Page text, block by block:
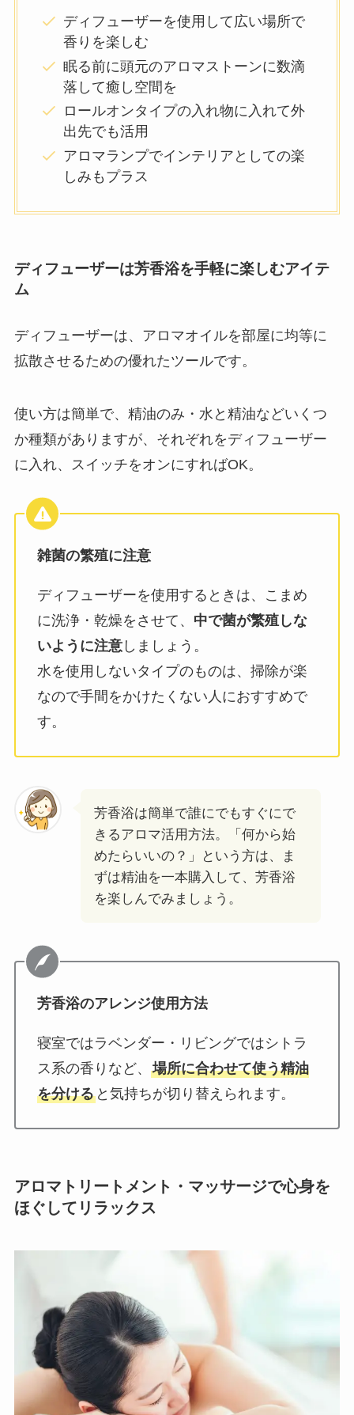
ディフューザーを使用して広い場所で
香りを楽しむ
眠る前に頭元のアロマストーンに数滴
落して癒し空間を
ロールオンタイプの入れ物に入れて外
出先でも活用
アロマランプでインテリアとしての楽
しみもプラス
ディフューザーは芳香浴を手軽に楽しむアイテ
ム
ディフューザーは、アロマオイルを部屋に均等に
拡散させるための優れたツールです。
使い方は簡単で、精油のみ・水と精油などいくつ
か種類がありますが、それぞれをディフューザー
に入れ、スイッチをオンにすればOK。
雑菌の繁殖に注意
ディフューザーを使用するときは、こまめ
に洗浄・乾燥をさせて、 中で菌が繁殖しな
いように注意しましょう。
水を使用しないタイプのものは、掃除が楽
なので手間をかけたくない人におすすめで
す。
芳香浴は簡単で誰にでもすぐにで
きるアロマ活用方法。「何から始
めたらいいの？」という方は、ま
ずは精油を一本購入して、芳香浴
を楽しんでみましょう。
芳香浴のアレンジ使用方法
寝室ではラベンダー・リビングではシトラ
ス系の香りなど、 場所に合わせて使う精油
を分けると気持ちが切り替えられます。
アロマトリートメント・マッサージで心身を
ほぐしてリラックス